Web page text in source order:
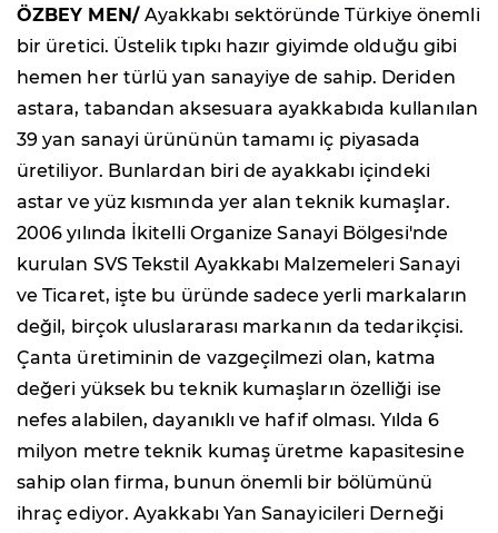
ÖZBEY MEN/ Ayakkabı sektöründe Türkiye önemli
bir üretici. Üstelik tıpkı hazır giyimde olduğu gibi
hemen her türlü yan sanayiye de sahip. Deriden
astara, tabandan aksesuara ayakkabıda kullanılan
39 yan sanayi ürününün tamamı iç piyasada
üretiliyor. Bunlardan biri de ayakkabı içindeki
astar ve yüz kısmında yer alan teknik kumaşlar.
2006 yılında İkitelli Organize Sanayi Bölgesi'nde
kurulan SVS Tekstil Ayakkabı Malzemeleri Sanayi
ve Ticaret, işte bu üründe sadece yerli markaların
değil, birçok uluslararası markanın da tedarikçisi.
Çanta üretiminin de vazgeçilmezi olan, katma
değeri yüksek bu teknik kumaşların özelliği ise
nefes alabilen, dayanıklı ve hafif olması. Yılda 6
milyon metre teknik kumaş üretme kapasitesine
sahip olan firma, bunun önemli bir bölümünü
ihraç ediyor. Ayakkabı Yan Sanayicileri Derneği